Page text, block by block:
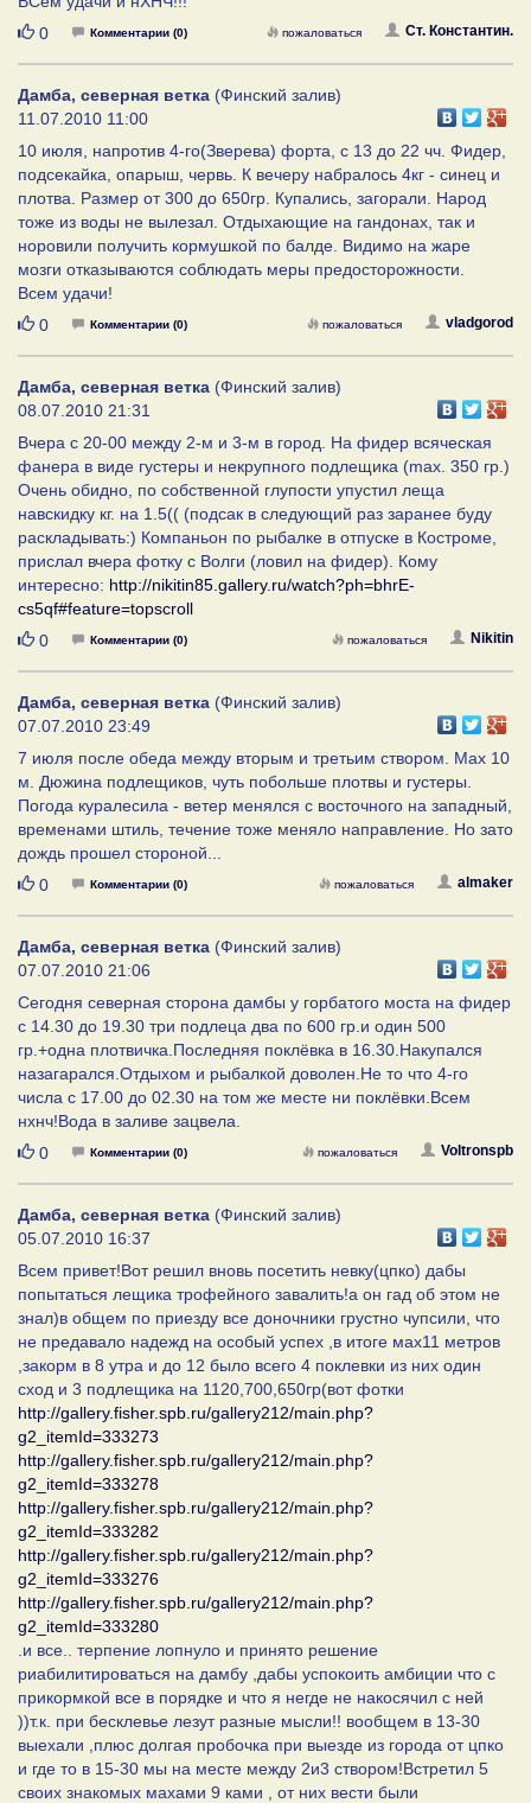
Нравится
0 Комментарии (0) Ст. Константин.
пожаловаться
Дамба, северная ветка (Финский залив)
11.07.2010 11:00
10 июля, напротив 4-го(Зверева) форта, с 13 до 22 чч. Фидер,
подсекайка, опарыш, червь. К вечеру набралось 4кг - синец и
плотва. Размер от 300 до 650гр. Купались, загорали. Народ
тоже из воды не вылезал. Отдыхающие на гандонах, так и
норовили получить кормушкой по балде. Видимо на жаре
мозги отказываются соблюдать меры предосторожности.
Всем удачи!
Нравится
0 Комментарии (0) vladgorod
пожаловаться
Дамба, северная ветка (Финский залив)
08.07.2010 21:31
Вчера с 20-00 между 2-м и 3-м в город. На фидер всяческая
фанера в виде густеры и некрупного подлещика (max. 350 гр.)
Очень обидно, по собственной глупости упустил леща
навскидку кг. на 1.5(( (подсак в следующий раз заранее буду
раскладывать:) Компаньон по рыбалке в отпуске в Костроме,
прислал вчера фотку с Волги (ловил на фидер). Кому
интересно: http://nikitin85.gallery.ru/watch?ph=bhrE-
cs5qf#feature=topscroll
Нравится
0 Комментарии (0) Nikitin
пожаловаться
Дамба, северная ветка (Финский залив)
07.07.2010 23:49
7 июля после обеда между вторым и третьим створом. Мах 10
м. Дюжина подлещиков, чуть побольше плотвы и густеры.
Погода куралесила - ветер менялся с восточного на западный,
временами штиль, течение тоже меняло направление. Но зато
дождь прошел стороной...
Нравится
0 Комментарии (0) almaker
пожаловаться
Дамба, северная ветка (Финский залив)
07.07.2010 21:06
Сегодня северная сторона дамбы у горбатого моста на фидер
с 14.30 до 19.30 три подлеца два по 600 гр.и один 500
гр.+одна плотвичка.Последняя поклёвка в 16.30.Накупался
назагарался.Отдыхом и рыбалкой доволен.Не то что 4-го
числа с 17.00 до 02.30 на том же месте ни поклёвки.Всем
нхнч!Вода в заливе зацвела.
Нравится
0 Комментарии (0) Voltronspb
пожаловаться
Дамба, северная ветка (Финский залив)
05.07.2010 16:37
Всем привет!Вот решил вновь посетить невку(цпко) дабы
попытаться лещика трофейного завалить!а он гад об этом не
знал)в общем по приезду все доночники грустно чупсили, что
не предавало надежд на особый успех ,в итоге мах11 метров
,закорм в 8 утра и до 12 было всего 4 поклевки из них один
сход и 3 подлещика на 1120,700,650гр(вот фотки
http://gallery.fisher.spb.ru/gallery212/main.php?
g2_itemId=333273
http://gallery.fisher.spb.ru/gallery212/main.php?
g2_itemId=333278
http://gallery.fisher.spb.ru/gallery212/main.php?
g2_itemId=333282
http://gallery.fisher.spb.ru/gallery212/main.php?
g2_itemId=333276
http://gallery.fisher.spb.ru/gallery212/main.php?
g2_itemId=333280
.и все.. терпение лопнуло и принято решение
риабилитироваться на дамбу ,дабы успокоить амбиции что с
прикормкой все в порядке и что я негде не накосячил с ней
))т.к. при бесклевье лезут разные мысли!! вообщем в 13-30
выехали ,плюс долгая пробочка при выезде из города от цпко
и где то в 15-30 мы на месте между 2и3 створом!Встретил 5
своих знакомых махами 9 ками , от них вести были